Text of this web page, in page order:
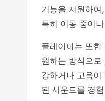
기능을 지원하
특히 이동 중이
플레이어는 또
원하는 방식으로
강하거나 고음
된 사운드를 경